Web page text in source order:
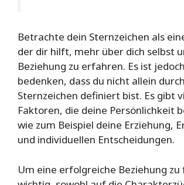
Betrachte dein Sternzeichen als
der dir hilft, mehr über dich selbst
Beziehung zu erfahren. Es ist
bedenken, dass du nicht allein
Sternzeichen definiert bist. Es gibt
Faktoren, die deine Persönlichkeit
wie zum Beispiel deine Erziehung,
und individuellen Entscheidungen.
Um eine erfolgreiche Beziehung